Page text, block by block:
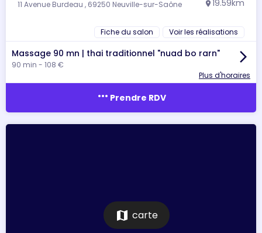
11 Avenue Burdeau , 69250 Neuville-sur-Saône location_on 19.59km
Fiche du salon Voir les réalisations
Massage 90 mn | thai traditionnel "nuad bo rarn"
90 min - 108 €
arrow_forward_ios
Plus d'horaires
more_horiz Prendre RDV
map carte